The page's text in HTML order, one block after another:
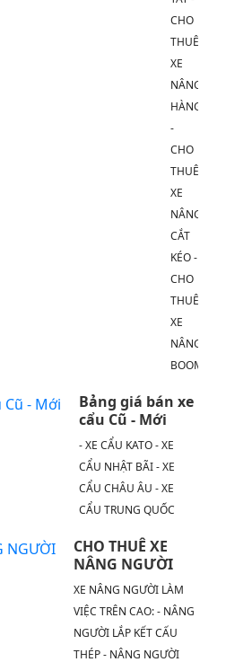
CHO
THUÊ
XE
NÂNG
HÀNG
-
CHO
THUÊ
XE
NÂNG
CẮT
KÉO -
CHO
THUÊ
XE
NÂNG
BOOM
Bảng giá bán xe
cẩu Cũ - Mới
- XE CẨU KATO - XE
CẨU NHẬT BÃI - XE
CẨU CHÂU ÂU - XE
CẨU TRUNG QUỐC
CHO THUÊ XE
NÂNG NGƯỜI
XE NÂNG NGƯỜI LÀM
VIỆC TRÊN CAO: - NÂNG
NGƯỜI LẮP KẾT CẤU
THÉP - NÂNG NGƯỜI